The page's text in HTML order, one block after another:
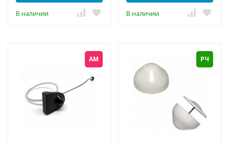
В наличии В наличии
АМ РЧ